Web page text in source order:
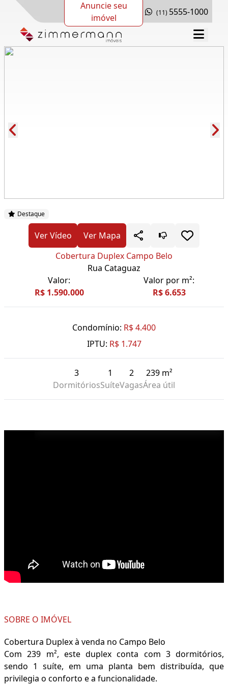
Anuncie seu
imóvel
(11) 5555-1000
Destaque
Ver Vídeo
Ver Mapa
Cobertura Duplex Campo Belo
Rua Cataguaz
Valor:
R$ 1.590.000
Valor por m²:
R$ 6.653
Condomínio: R$ 4.400
IPTU: R$ 1.747
3
Dormitórios
1
Suíte
2
Vagas
239 m²
Área útil
SOBRE O IMÓVEL
Cobertura Duplex à venda no Campo Belo
Com 239 m², este duplex conta com 3 dormitórios,
sendo 1 suíte, em uma planta bem distribuída, que
privilegia o conforto e a funcionalidade.